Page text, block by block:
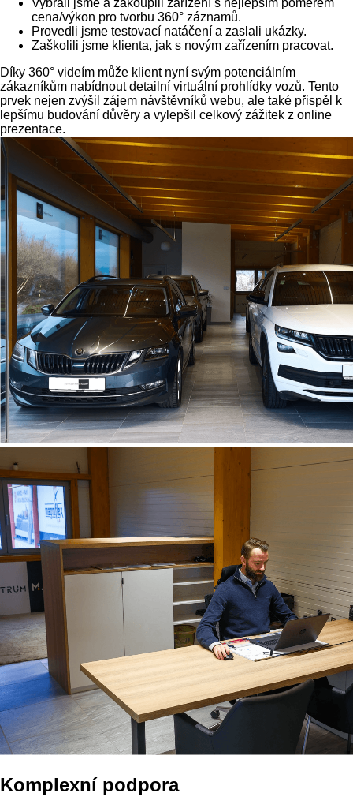
Vybrali jsme a zakoupili zařízení s nejlepším poměrem
cena/výkon pro tvorbu 360° záznamů.
Provedli jsme testovací natáčení a zaslali ukázky.
Zaškolili jsme klienta, jak s novým zařízením pracovat.
Díky 360° videím může klient nyní svým potenciálním
zákazníkům nabídnout detailní virtuální prohlídky vozů. Tento
prvek nejen zvýšil zájem návštěvníků webu, ale také přispěl k
lepšímu budování důvěry a vylepšil celkový zážitek z online
prezentace.
Komplexní podpora